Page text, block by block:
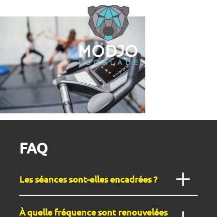
FAQ
Les séances sont-elles encadrées ?
En pratique libre, la séancen’est pas encadréeet pas
À quelle fréquence sont renouvelées
Cookies management panel